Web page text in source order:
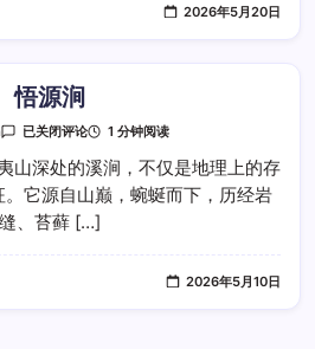
2026年5月20日
悟源涧
悟
涧
已关闭评论 1 分钟阅读
山深处的溪涧，不仅是地理上的存
它源自山巅，蜿蜒而下，历经岩
缝、苔藓 […]
2026年5月10日